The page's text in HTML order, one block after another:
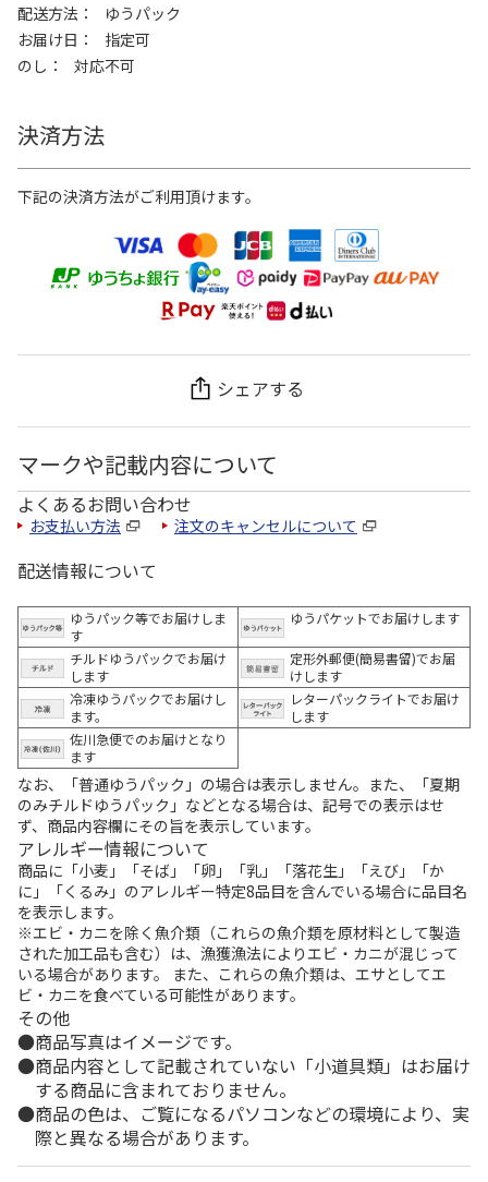
配送方法
ゆうパック
お届け日
指定可
のし
対応不可
決済方法
下記の決済方法がご利用頂けます。
シェアする
マークや記載内容について
よくあるお問い合わせ
お支払い方法 注文のキャンセルについて
配送情報について
ゆうパック等でお届けしま
す
ゆうパケットでお届けします
チルドゆうパックでお届け
します
定形外郵便(簡易書留)でお届
けします
冷凍ゆうパックでお届けし
ます。
レターパックライトでお届け
します
佐川急便でのお届けとなり
ます
なお、「普通ゆうパック」の場合は表示しません。また、「夏期
のみチルドゆうパック」などとなる場合は、記号での表示はせ
ず、商品内容欄にその旨を表示しています。
アレルギー情報について
商品に「小麦」「そば」「卵」「乳」「落花生」「えび」「か
に」「くるみ」のアレルギー特定8品目を含んでいる場合に品目名
を表示します。
※エビ・カニを除く魚介類（これらの魚介類を原材料として製造
された加工品も含む）は、漁獲漁法によりエビ・カニが混じって
いる場合があります。 また、これらの魚介類は、エサとしてエ
ビ・カニを食べている可能性があります。
その他
商品写真はイメージです。
商品内容として記載されていない「小道具類」はお届け
する商品に含まれておりません。
商品の色は、ご覧になるパソコンなどの環境により、実
際と異なる場合があります。